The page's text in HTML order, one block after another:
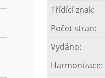
Třídící znak:
Počet stran:
Vydáno:
Harmonizace: